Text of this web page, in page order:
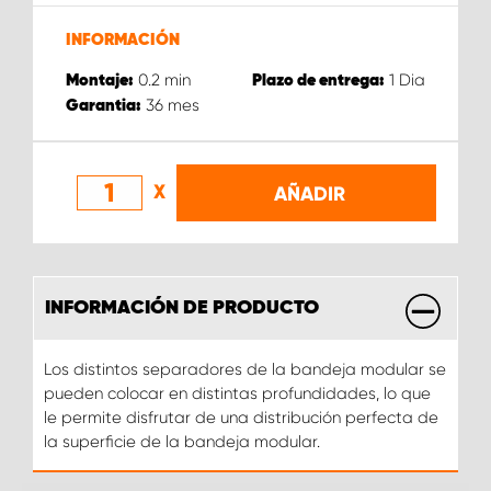
INFORMACIÓN
Montaje: 0.2 min Plazo de entrega: 1 Dia
Garantia: 36 mes
X AÑADIR
INFORMACIÓN DE PRODUCTO
Los distintos separadores de la bandeja modular se
pueden colocar en distintas profundidades, lo que
le permite disfrutar de una distribución perfecta de
la superficie de la bandeja modular.